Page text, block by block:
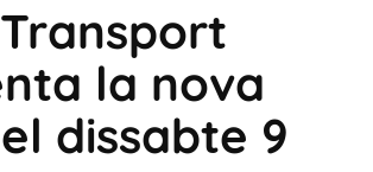
la nova
dissabte 9